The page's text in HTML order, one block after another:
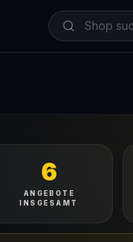
6
ANGEBOTE
INSGESAMT